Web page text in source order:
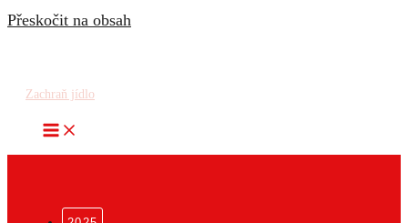
Přeskočit na obsah
Zachraň jídlo